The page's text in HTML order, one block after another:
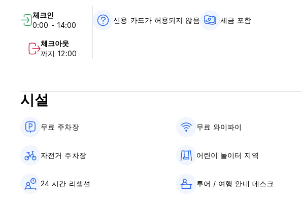
체크인
0:00 - 14:00
체크아웃
까지 12:00
신용 카드가 허용되지 않음 세금 포함
시설
무료 주차장 무료 와이파이
자전거 주차장 어린이 놀이터 지역
24 시간 리셉션 투어 / 여행 안내 데스크